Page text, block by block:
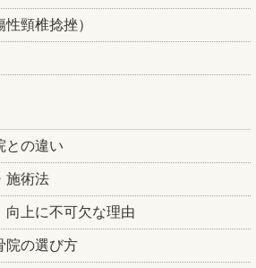
頸椎捻挫）
との違い
施術法
向上に不可欠な理由
院の選び方